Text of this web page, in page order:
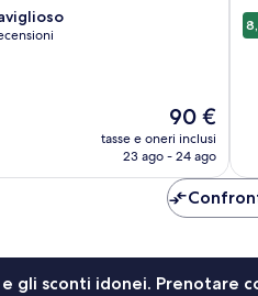
Il
prezzo
attuale
90 €
90 €
tasse e oneri inclusi
23 ago - 24 ago
su
gli sconti idonei. Prenotare